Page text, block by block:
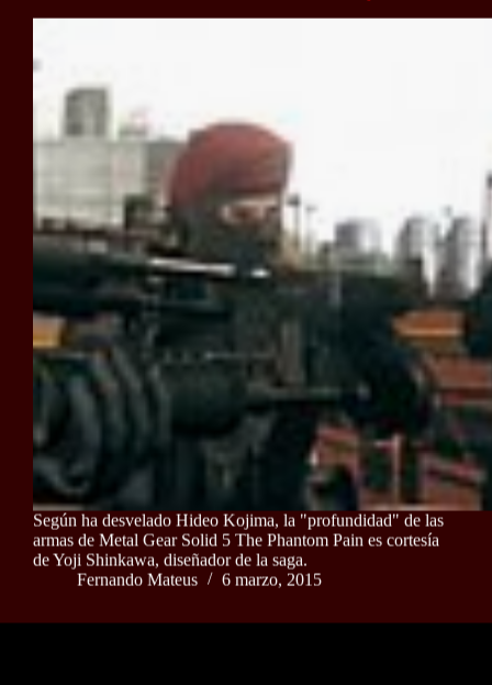
Según ha desvelado Hideo Kojima, la "profundidad" de las
armas de Metal Gear Solid 5 The Phantom Pain es cortesía
de Yoji Shinkawa, diseñador de la saga.
Fernando Mateus
6 marzo, 2015